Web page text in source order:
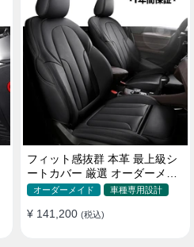
フィット感抜群 本革 最上級シ
ートカバー 厳選 オーダーメイ
ド 防水 雰囲気 全席セット
オーダーメイド 車種専用設計
¥ 141,200 (税込)